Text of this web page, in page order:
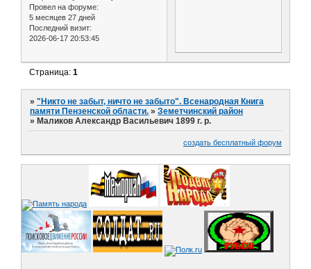
Провел на форуме:
5 месяцев 27 дней
Последний визит:
2026-06-17 20:53:45
Страница:1
»"Никто не забыт, ничто не забыто". Всенародная Книга
памяти Пензенской области. »Земетчинский район
»Маликов Александр Васильевич 1899 г. р.
создать бесплатный форум